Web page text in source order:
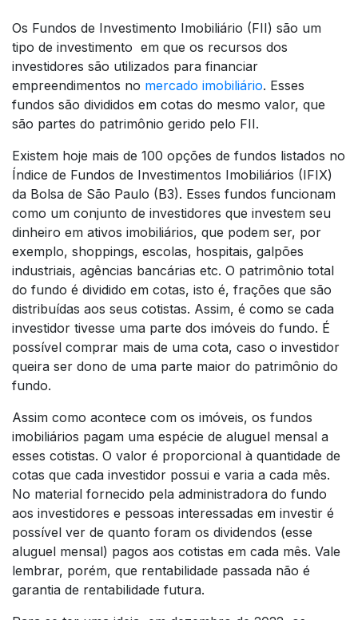
Os Fundos de Investimento Imobiliário (FII) são um
tipo de investimento em que os recursos dos
investidores são utilizados para financiar
empreendimentos no mercado imobiliário. Esses
fundos são divididos em cotas do mesmo valor, que
são partes do patrimônio gerido pelo FII.
Existem hoje mais de 100 opções de fundos listados no
Índice de Fundos de Investimentos Imobiliários (IFIX)
da Bolsa de São Paulo (B3). Esses fundos funcionam
como um conjunto de investidores que investem seu
dinheiro em ativos imobiliários, que podem ser, por
exemplo, shoppings, escolas, hospitais, galpões
industriais, agências bancárias etc. O patrimônio total
do fundo é dividido em cotas, isto é, frações que são
distribuídas aos seus cotistas. Assim, é como se cada
investidor tivesse uma parte dos imóveis do fundo. É
possível comprar mais de uma cota, caso o investidor
queira ser dono de uma parte maior do patrimônio do
fundo.
Assim como acontece com os imóveis, os fundos
imobiliários pagam uma espécie de aluguel mensal a
esses cotistas. O valor é proporcional à quantidade de
cotas que cada investidor possui e varia a cada mês.
No material fornecido pela administradora do fundo
aos investidores e pessoas interessadas em investir é
possível ver de quanto foram os dividendos (esse
aluguel mensal) pagos aos cotistas em cada mês. Vale
lembrar, porém, que rentabilidade passada não é
garantia de rentabilidade futura.